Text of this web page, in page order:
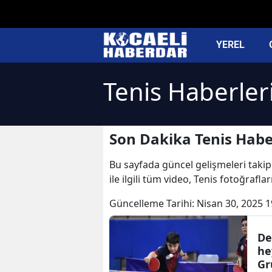
YEREL
Tenis
Son Dakika Tenis
Bu sayfada güncel gelişmeleri
ile ilgili tüm video, Tenis
Güncelleme Tarihi: Nisan 30, 2025